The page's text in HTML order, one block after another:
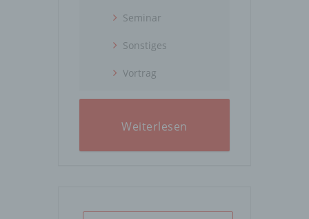
Seminar
Sonstiges
Vortrag
Weiterlesen